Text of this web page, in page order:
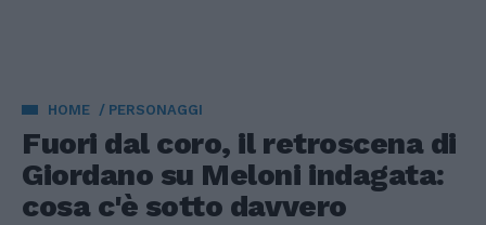
HOME PERSONAGGI
Fuori dal coro, il retroscena di
Giordano su Meloni indagata:
cosa c'è sotto davvero